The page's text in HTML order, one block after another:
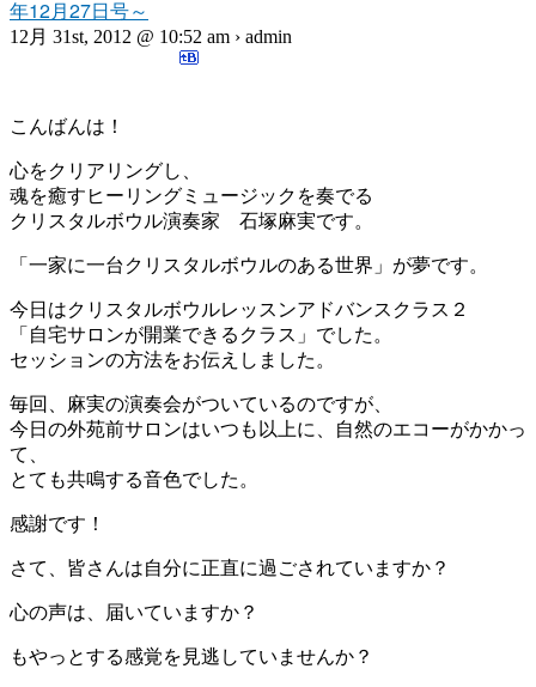
年12月27日号～
12月 31st, 2012 @ 10:52 am › admin
こんばんは！
心をクリアリングし、
魂を癒すヒーリングミュージックを奏でる
クリスタルボウル演奏家 石塚麻実です。
「一家に一台クリスタルボウルのある世界」が夢です。
今日はクリスタルボウルレッスンアドバンスクラス２
「自宅サロンが開業できるクラス」でした。
セッションの方法をお伝えしました。
毎回、麻実の演奏会がついているのですが、
今日の外苑前サロンはいつも以上に、自然のエコーがかかっ
て、
とても共鳴する音色でした。
感謝です！
さて、皆さんは自分に正直に過ごされていますか？
心の声は、届いていますか？
もやっとする感覚を見逃していませんか？